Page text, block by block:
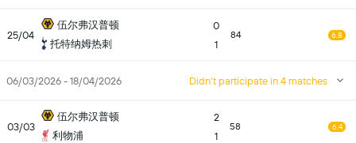
25/04
伍尔弗汉普顿
托特纳姆热刺
0
1
84 6.8
06/03/2026 - 18/04/2026 Didn't participate in 4 matches
03/03
伍尔弗汉普顿
利物浦
2
1
58 6.4